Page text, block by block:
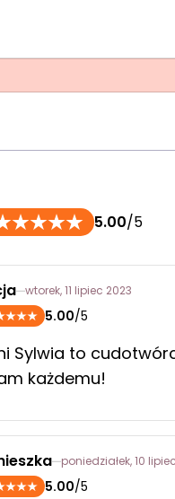
5.00/5
wtorek, 11 lipiec 2023
5.00/5
Sylwia to
każdemu!
poniedziałek, 10
5.00/5